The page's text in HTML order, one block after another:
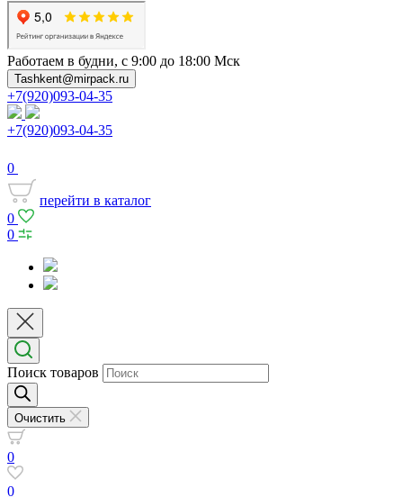
Работаем в будни, с 9:00 до 18:00 Мск
Tashkent@mirpack.ru
+7(920)093-04-35
+7(920)093-04-35
0
перейти в каталог
0
0
Поиск товаров
Очистить
0
0